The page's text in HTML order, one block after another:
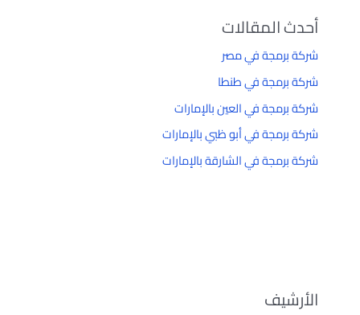
أحدث المقالات
شركة برمجة في مصر
شركة برمجة في طنطا
شركة برمجة في العين بالإمارات
شركة برمجة في أبو ظبي بالإمارات
شركة برمجة في الشارقة بالإمارات
الأرشيف